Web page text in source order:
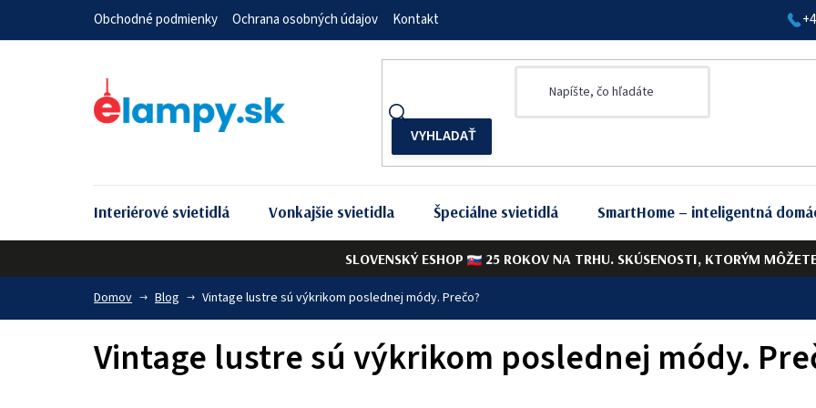
SLOVENSKÝ ESHOP 25 ROKOV NA TRHU. SKÚSENOSTI, KTORÝM
Obchodné podmienky Ochrana osobných údajov Kontakt
Interiérové svietidlá Vonkajšie svietidla Špeciálne svietidlá SmartHome – inteligentná
Domov Blog Vintage lustre sú výkrikom poslednej módy. Prečo?
Vintage lustre sú výkrikom poslednej módy.